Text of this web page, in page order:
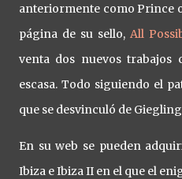
anteriormente como Prince
página de su sello, All
venta dos nuevos
escasa. Todo siguiendo el
que se desvinculó de
En su web se pueden
Ibiza e Ibiza II en el que el